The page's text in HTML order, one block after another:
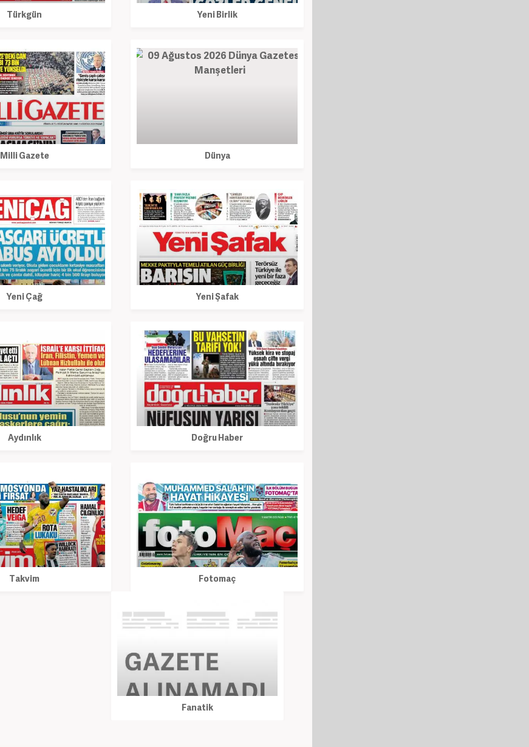
Türkgün Yeni Birlik
Milli Gazete Dünya
Yeni Çağ Yeni Şafak
Aydınlık Doğru Haber
Takvim Fotomaç
Fanatik